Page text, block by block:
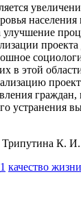
в этой
устранения
К. И.
1 качество жизни